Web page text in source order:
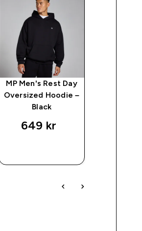
MP Men's Rest Day
Oversized Hoodie –
Black
649 kr‎